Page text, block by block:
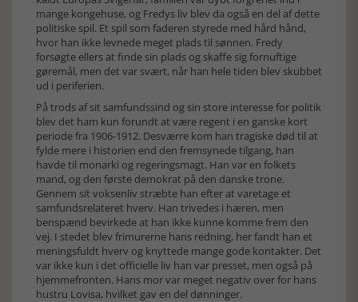
mange kongehuse, og Fredys liv blev da også en del af dette
politiske spil. Et spil som faderen styrede med hård hånd,
hvor han ikke levnede meget plads til sønnen. Fredy
forsøgte ellers at finde sin plads og skaffe sig fornuftige
gøremål, men det var svært, når han hele tiden blev skubbet
ud i periferien.
På trods af sit samfundssind og sin store interesse for politik
blev det ham kun forundt at være regent i en ganske kort
periode fra 1906-1912. Desværre kom han tragiske død til at
fylde mere i historien end den fremsynede tilgang, han
havde til monarki og regeringsmagt. Han var en folkets
mand, og den første demokrat på den danske trone.
Gennem sit voksenliv stræbte han efter at varetage et
samfundsrelateret hverv. Han trivedes i hæren, men
benspænd bevirkede at han ikke kunne komme frem den
vej. I stedet blev frimurerne hans redning, her fandt han et
meningsfuldt hverv og knyttede mange gode kontakter. Det
var ikke kun i det officielle liv han var presset, men også på
hjemmefronten. Hans mor var meget negativ over for hans
hustru Lovisa, hvilket gav en del dønninger.